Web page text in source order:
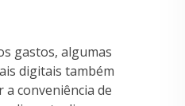
gastos, algumas
digitais também
conveniência de